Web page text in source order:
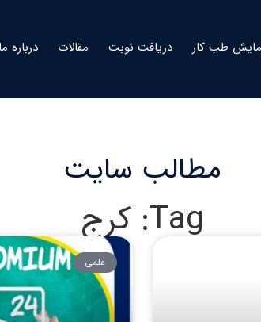
طب کار دریافت نوبت مقالات درباره ما
مطالب سایت
Tag: کرج
علمی